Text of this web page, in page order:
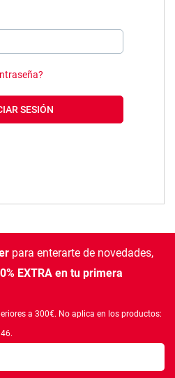
SESIÓN
para enterarte de novedades,
EXTRA en tu primera
a 300€. No aplica en los productos: